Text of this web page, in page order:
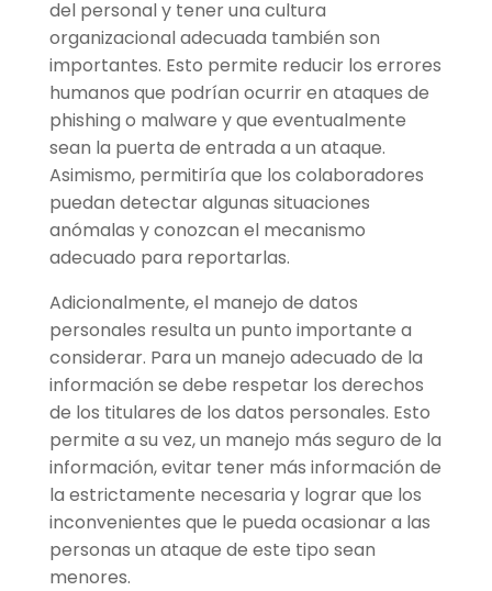
del personal y tener una cultura
organizacional adecuada también son
importantes. Esto permite reducir los errores
humanos que podrían ocurrir en ataques de
phishing o malware y que eventualmente
sean la puerta de entrada a un ataque.
Asimismo, permitiría que los colaboradores
puedan detectar algunas situaciones
anómalas y conozcan el mecanismo
adecuado para reportarlas.
Adicionalmente, el manejo de datos
personales resulta un punto importante a
considerar. Para un manejo adecuado de la
información se debe respetar los derechos
de los titulares de los datos personales. Esto
permite a su vez, un manejo más seguro de la
información, evitar tener más información de
la estrictamente necesaria y lograr que los
inconvenientes que le pueda ocasionar a las
personas un ataque de este tipo sean
menores.